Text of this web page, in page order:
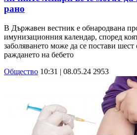
рано
В Държавен вестник е обнародвана
имунизационния календар, според
заболяването може да се постави
раждането на бебето
Общество 10:31 | 08.05.24 2953